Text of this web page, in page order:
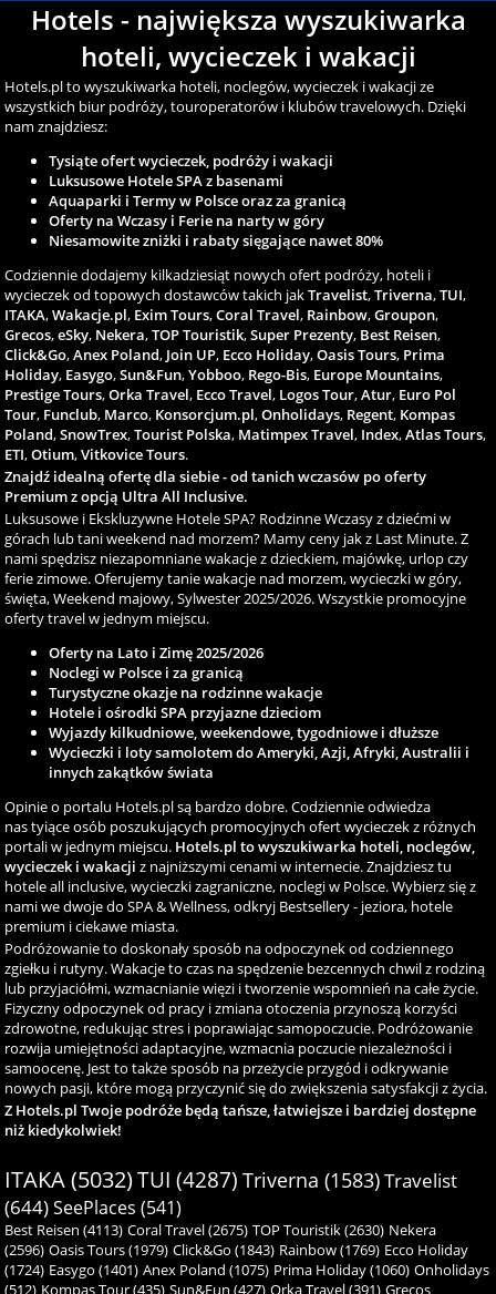
Hotels - największa wyszukiwarka
hoteli, wycieczek i wakacji
Hotels.pl to wyszukiwarka hoteli, noclegów, wycieczek i wakacji ze
wszystkich biur podróży, touroperatorów i klubów travelowych. Dzięki
nam znajdziesz:
Tysiąte ofert wycieczek, podróży i wakacji
Luksusowe Hotele SPA z basenami
Aquaparki i Termy w Polsce oraz za granicą
Oferty na Wczasy i Ferie na narty w góry
Niesamowite zniżki i rabaty sięgające nawet 80%
Codziennie dodajemy kilkadziesiąt nowych ofert podróży, hoteli i
wycieczek od topowych dostawców takich jakTravelist,Triverna,TUI,
ITAKA,Wakacje.pl, Exim Tours,Coral Travel, Rainbow,Groupon,
Grecos,eSky, Nekera,TOP Touristik,Super Prezenty, Best Reisen,
Click&Go,Anex Poland, Join UP, Ecco Holiday,Oasis Tours, Prima
Holiday, Easygo,Sun&Fun,Yobboo, Rego-Bis, Europe Mountains,
Prestige Tours,Orka Travel, Ecco Travel, Logos Tour,Atur, Euro Pol
Tour, Funclub, Marco, Konsorcjum.pl,Onholidays, Regent, Kompas
Poland,SnowTrex,Tourist Polska, Matimpex Travel, Index,Atlas Tours,
ETI,Otium,Vitkovice Tours.
Znajdź idealną ofertę dla siebie - od tanich wczasów po oferty
Premium z opcją Ultra All Inclusive.
Luksusowe i Ekskluzywne Hotele SPA? Rodzinne Wczasy z dziećmi w
górach lub tani weekend nad morzem? Mamy ceny jak z Last Minute. Z
nami spędzisz niezapomniane wakacje z dzieckiem, majówkę, urlop czy
ferie zimowe. Oferujemy tanie wakacje nad morzem, wycieczki w góry,
święta, Weekend majowy, Sylwester 2025/2026. Wszystkie promocyjne
oferty travel w jednym miejscu.
Oferty na Lato i Zimę 2025/2026
Noclegi w Polsce i za granicą
Turystyczne okazje na rodzinne wakacje
Hotele i ośrodki SPA przyjazne dzieciom
Wyjazdy kilkudniowe, weekendowe, tygodniowe i dłuższe
Wycieczki i loty samolotem do Ameryki, Azji, Afryki, Australii i
innych zakątków świata
Opinie o portalu Hotels.pl są bardzo dobre. Codziennie odwiedza
nas tyiące osób poszukujących promocyjnych ofert wycieczek z różnych
portali w jednym miejscu. Hotels.pl to wyszukiwarka hoteli, noclegów,
wycieczek i wakacji z najniższymi cenami w internecie. Znajdziesz tu
hotele all inclusive, wycieczki zagraniczne, noclegi w Polsce. Wybierz się z
nami we dwoje do SPA & Wellness, odkryj Bestsellery - jeziora, hotele
premium i ciekawe miasta.
Podróżowanie to doskonały sposób na odpoczynek od codziennego
zgiełku i rutyny. Wakacje to czas na spędzenie bezcennych chwil z rodziną
lub przyjaciółmi, wzmacnianie więzi i tworzenie wspomnień na całe życie.
Fizyczny odpoczynek od pracy i zmiana otoczenia przynoszą korzyści
zdrowotne, redukując stres i poprawiając samopoczucie. Podróżowanie
rozwija umiejętności adaptacyjne, wzmacnia poczucie niezależności i
samoocenę. Jest to także sposób na przeżycie przygód i odkrywanie
nowych pasji, które mogą przyczynić się do zwiększenia satysfakcji z życia.
Z Hotels.pl Twoje podróże będą tańsze, łatwiejsze i bardziej dostępne
niż kiedykolwiek!
ITAKA (5032)TUI (4287) Triverna (1583)Travelist
(644) SeePlaces (541)
Best Reisen (4113) Coral Travel (2675) TOP Touristik (2630) Nekera
(2596) Oasis Tours (1979) Click&Go (1843) Rainbow (1769) Ecco Holiday
(1724) Easygo (1401) Anex Poland (1075) Prima Holiday (1060) Onholidays
(512) Kompas Tour (435) Sun&Fun (427) Orka Travel (391) Grecos